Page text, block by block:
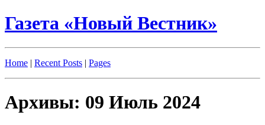
Газета «Новый Вестник»
Home | Recent Posts | Pages
Архивы: 09 Июль 2024